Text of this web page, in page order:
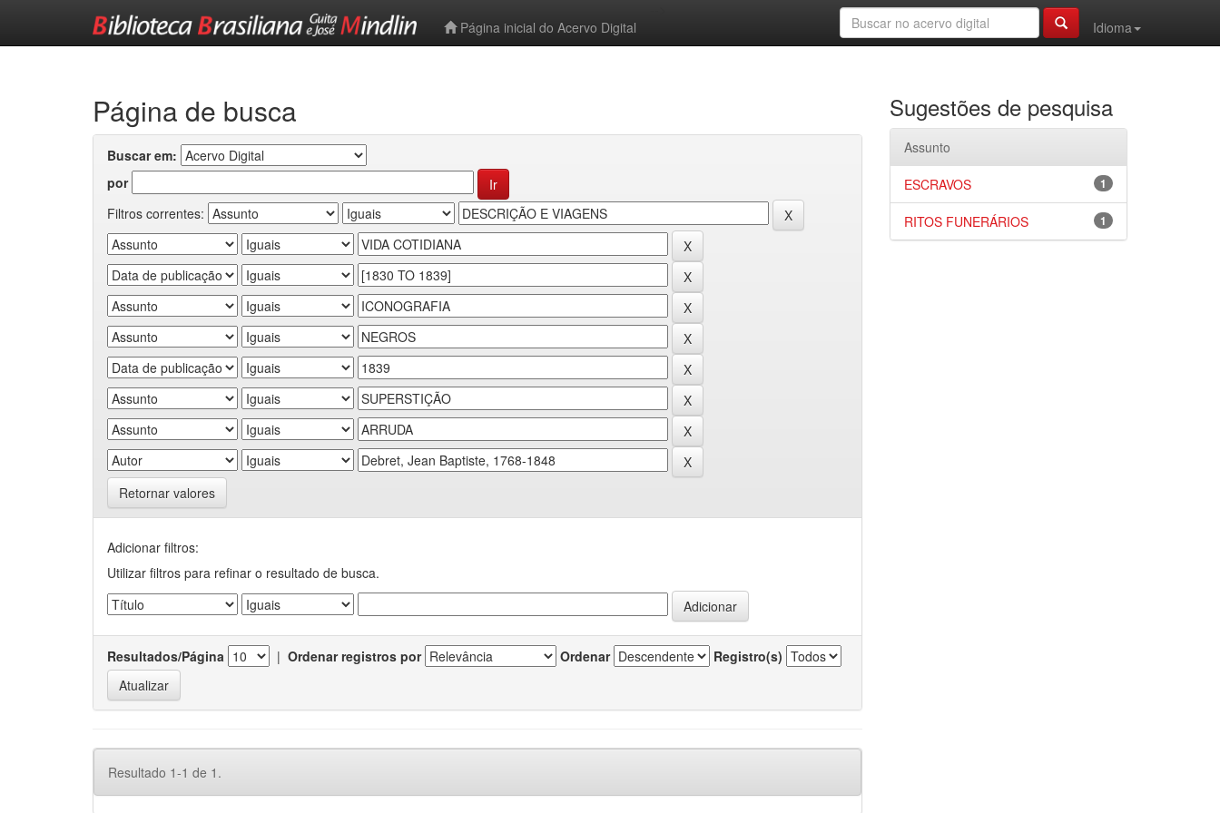
Página inicial do Acervo Digital
Idioma
Página de busca
Buscar em:
por
Filtros correntes:
Retornar valores
Adicionar filtros:
Utilizar filtros para refinar o resultado de busca.
Resultados/Página | Ordenar registros por Ordenar Registro(s)
Resultado 1-1 de 1.
Sugestões de pesquisa
Assunto
1
ESCRAVOS
1
RITOS FUNERÁRIOS